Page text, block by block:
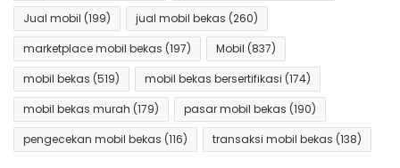
Jual mobil (199) jual mobil bekas (260)
marketplace mobil bekas (197) Mobil (837)
mobil bekas (519) mobil bekas bersertifikasi (174)
mobil bekas murah (179) pasar mobil bekas (190)
pengecekan mobil bekas (116) transaksi mobil bekas (138)